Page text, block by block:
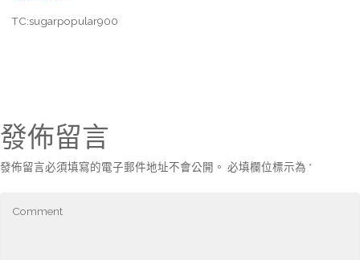
TC:sugarpopular900
發佈留言
發佈留言必須填寫的電子郵件地址不會公開。 必填欄位標示為 *